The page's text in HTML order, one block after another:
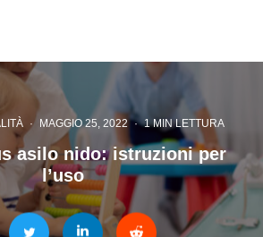
· MAGGIO 25, 2022 · 1 MIN LETTURA
asilo nido: istruzioni per
l’uso